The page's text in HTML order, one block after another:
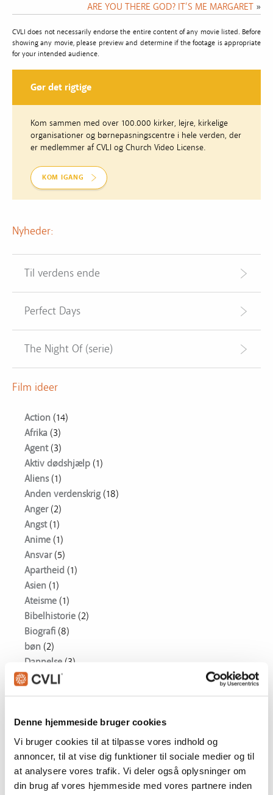
Denne hjemmeside bruger cookies
Vi bruger cookies til at tilpasse vores indhold og
annoncer, til at vise dig funktioner til sociale medier og til
at analysere vores trafik. Vi deler også oplysninger om
din brug af vores hjemmeside med vores partnere inden
ARE YOU THERE GOD? IT’S ME MARGARET »
CVLI does not necessarily endorse the entire content of any movie listed. Before
showing any movie, please preview and determine if the footage is appropriate
for your intended audience.
Gør det rigtige
Kom sammen med over 100.000 kirker, lejre, kirkelige
organisationer og børnepasningscentre i hele verden, der
er medlemmer af CVLI og Church Video License.
KOM IGANG
Nyheder:
Til verdens ende
Perfect Days
The Night Of (serie)
Film ideer
Action (14)
Afrika (3)
Agent(3)
Aktiv dødshjælp (1)
Aliens(1)
Anden verdenskrig(18)
Anger(2)
Angst(1)
Anime (1)
Ansvar(5)
Apartheid (1)
Asien (1)
Ateisme (1)
Bibelhistorie (2)
Biografi (8)
bøn (2)
Dannelse (3)
Drama(75)
Nyheder(75)
Dæmoni(1)
Egoisme (1)
Ensomhed (5)
Etik(2)